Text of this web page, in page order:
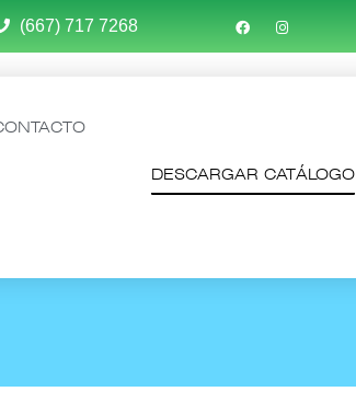
(667) 717 7268
DESCARGAR CATÁLOGO